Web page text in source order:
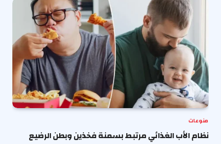
منوعات
نظام الأب الغذائي مرتبط بسمنة فخذين وبطن الرضيع